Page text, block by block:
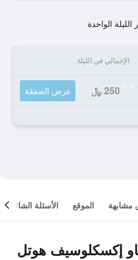
الواحدة
الإجمالي في الليلة
250 ﷼ عرض الصفقة
مشابهة الموقع الأسئلة الشائعة
إكسكلوسيف هوتل